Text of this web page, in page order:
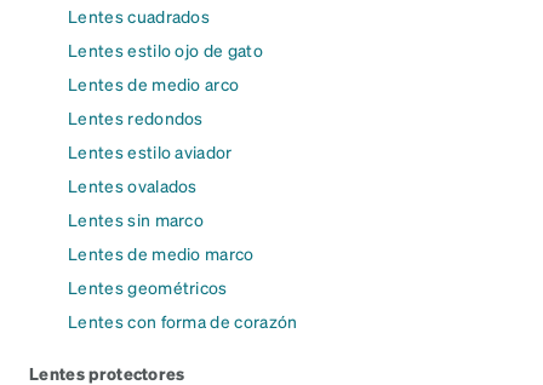
Lentes cuadrados
Lentes estilo ojo de gato
Lentes de medio arco
Lentes redondos
Lentes estilo aviador
Lentes ovalados
Lentes sin marco
Lentes de medio marco
Lentes geométricos
Lentes con forma de corazón
Lentes protectores